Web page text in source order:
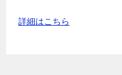
詳細はこちら